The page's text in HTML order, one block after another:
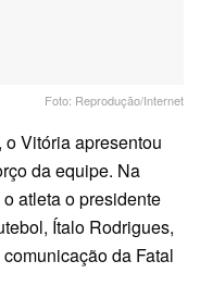
Foto: Reprodução/Internet
Vitória apresentou
da equipe. Na
atleta o presidente
Ítalo Rodrigues,
da Fatal